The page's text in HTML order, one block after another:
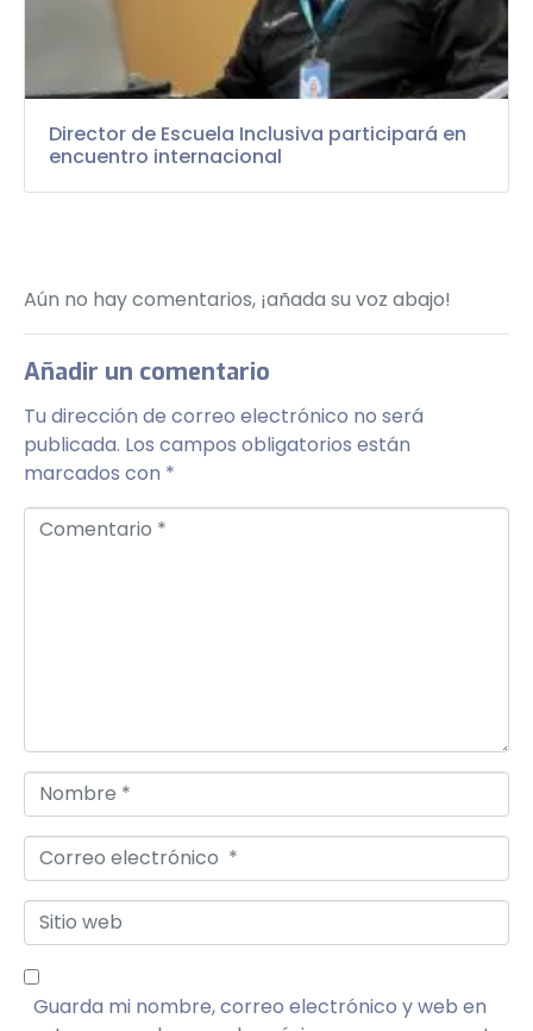
Director de Escuela Inclusiva participará en
encuentro internacional
Aún no hay comentarios, ¡añada su voz abajo!
Añadir un comentario
Tu dirección de correo electrónico no será
publicada. Los campos obligatorios están
marcados con *
Comentario *
Nombre *
Correo electrónico *
Sitio web
Guarda mi nombre, correo electrónico y web en